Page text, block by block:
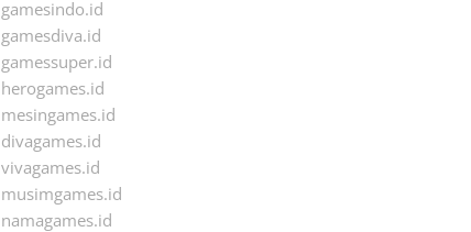
gamesindo.id
gamesdiva.id
gamessuper.id
herogames.id
mesingames.id
divagames.id
vivagames.id
musimgames.id
namagames.id